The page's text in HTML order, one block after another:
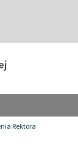
Rektora